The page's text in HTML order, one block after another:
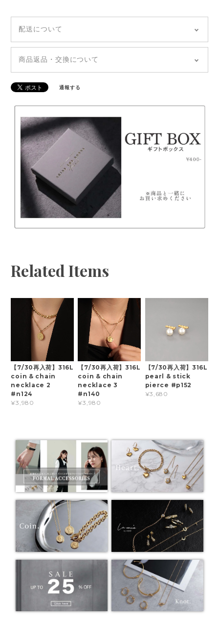
配送について
◆全国どこでも「送料無料」
◆追跡あり「郵便局クリックポスト」
◆発送日・到着日の指定はできません。お問い合わせ
商品返品・交換について
品の傷や不具合、ご注文内容に誤りがないかの確認を
◆万が一不良品をお届けしてしまった場合は、すぐに
お取り替えさせていただきますので、お手数ですが
「ご注文者様のお名前、商品欠陥・不良箇所の写真」
を添付しチャットからお問い合わせください。
◆不良品・誤配送の場合以外のお客様都合によるキャ
ンセル・返品はお受けできません。
通報する
Related Items
【7/30再入荷】316L
coin & chain
necklace 2
#n124
¥3,980
【7/30再入荷】316L
coin & chain
necklace 3
#n140
¥3,980
【7/30再入荷】316L
pearl & stick
pierce #p152
¥3,680